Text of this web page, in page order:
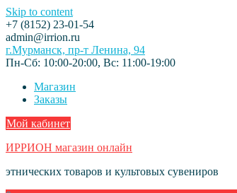
Skip to content
+7 (8152) 23-01-54
admin@irrion.ru
г.Мурманск, пр-т Ленина, 94
Пн-Сб: 10:00-20:00, Вс: 11:00-19:00
Магазин
Заказы
Мой кабинет
ИРРИОН магазин онлайн
этнических товаров и культовых сувениров